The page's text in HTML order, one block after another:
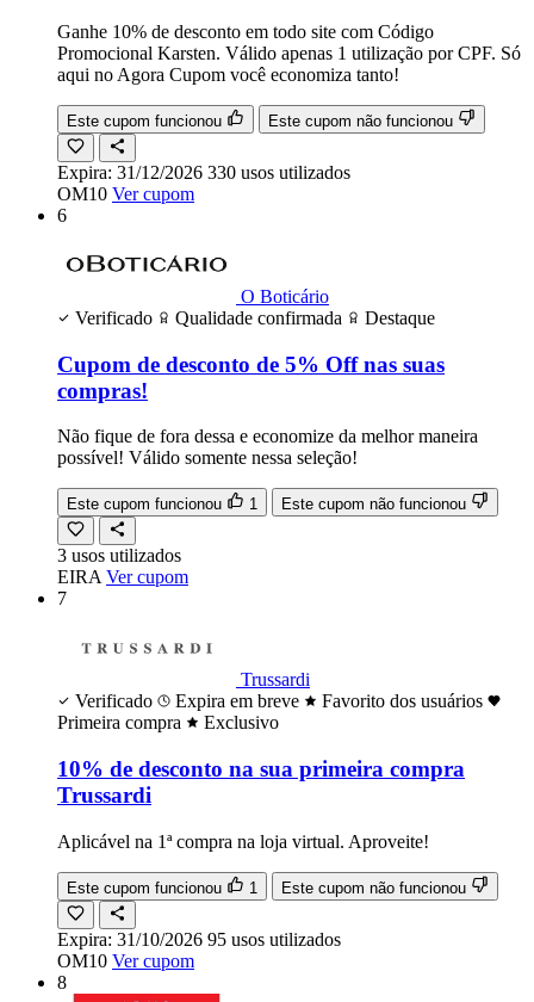
Ganhe 10% de desconto em todo site com Código
Promocional Karsten. Válido apenas 1 utilização por CPF. Só
aqui no Agora Cupom você economiza tanto!
Este cupom funcionou Este cupom não funcionou
Expira: 31/12/2026 330 usos utilizados
OM10 Ver cupom
6
O Boticário
Verificado
Qualidade confirmada Destaque
Cupom de desconto de 5% Off nas suas
compras!
Não fique de fora dessa e economize da melhor maneira
possível! Válido somente nessa seleção!
Este cupom funcionou 1 Este cupom não funcionou
3 usos utilizados
EIRA Ver cupom
7
Trussardi
Verificado
Expira em breve
Favorito dos usuários
Primeira compra
Exclusivo
10% de desconto na sua primeira compra
Trussardi
Aplicável na 1ª compra na loja virtual. Aproveite!
Este cupom funcionou 1 Este cupom não funcionou
Expira: 31/10/2026 95 usos utilizados
OM10 Ver cupom
8